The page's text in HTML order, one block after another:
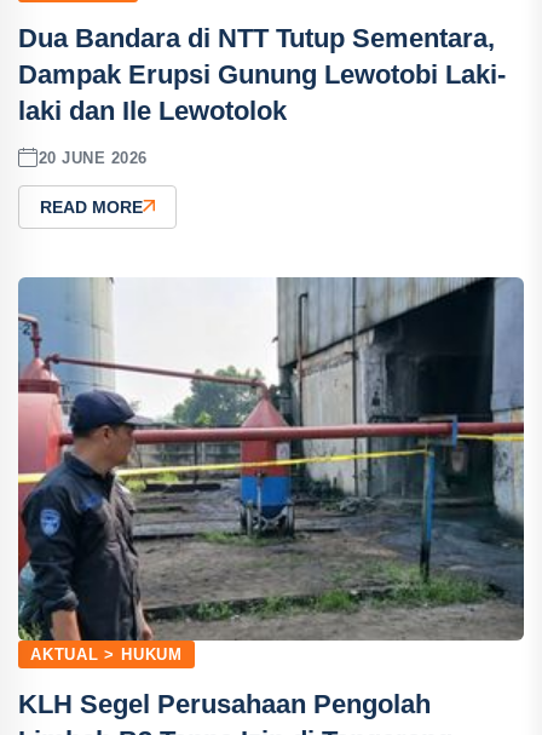
Dua Bandara di NTT Tutup Sementara,
Dampak Erupsi Gunung Lewotobi Laki-
laki dan Ile Lewotolok
20 JUNE 2026
READ MORE
AKTUAL > HUKUM
KLH Segel Perusahaan Pengolah